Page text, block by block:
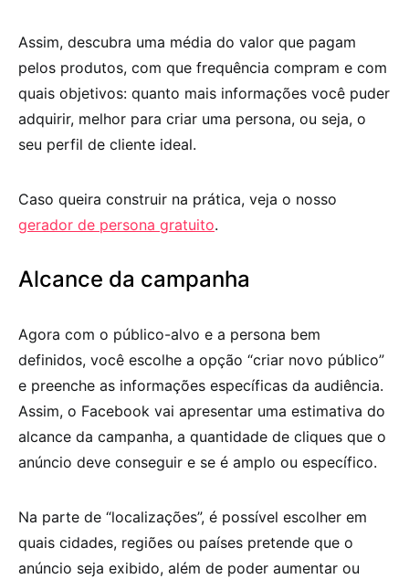
Assim, descubra uma média do valor que pagam
pelos produtos, com que frequência compram e com
quais objetivos: quanto mais informações você puder
adquirir, melhor para criar uma persona, ou seja, o
seu perfil de cliente ideal.
Caso queira construir na prática, veja o nosso
gerador de persona gratuito.
Alcance da campanha
Agora com o público-alvo e a persona bem
definidos, você escolhe a opção “criar novo público”
e preenche as informações específicas da audiência.
Assim, o Facebook vai apresentar uma estimativa do
alcance da campanha, a quantidade de cliques que o
anúncio deve conseguir e se é amplo ou específico.
Na parte de “localizações”, é possível escolher em
quais cidades, regiões ou países pretende que o
anúncio seja exibido, além de poder aumentar ou